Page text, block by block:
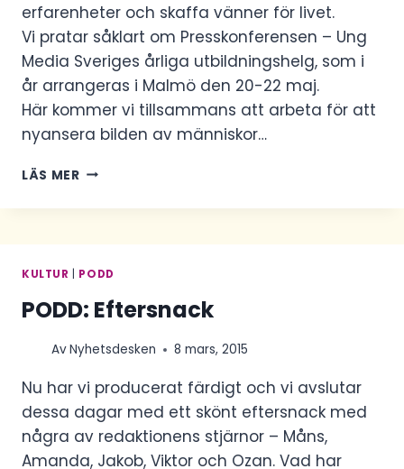
erfarenheter och skaffa vänner för livet.
Vi pratar såklart om Presskonferensen – Ung
Media Sveriges årliga utbildningshelg, som i
år arrangeras i Malmö den 20-22 maj.
Här kommer vi tillsammans att arbeta för att
nyansera bilden av människor…
LÄS MERDAGS
PRESSKONFERENSEN
KULTUR PODD
PODD: Eftersnack
AvNyhetsdesken 8 mars, 2015
Nu har vi producerat färdigt och vi avslutar
dessa dagar med ett skönt eftersnack med
några av redaktionens stjärnor – Måns,
Amanda, Jakob, Viktor och Ozan. Vad har